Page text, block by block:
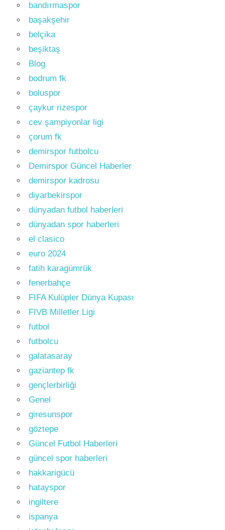
bandırmaspor
başakşehir
belçika
beşiktaş
Blog
bodrum fk
boluspor
çaykur rizespor
cev şampiyonlar ligi
çorum fk
demirspor futbolcu
Demirspor Güncel Haberler
demirspor kadrosu
diyarbekirspor
dünyadan futbol haberleri
dünyadan spor haberleri
el clasico
euro 2024
fatih karagümrük
fenerbahçe
FIFA Kulüpler Dünya Kupası
FIVB Milletler Ligi
futbol
futbolcu
galatasaray
gaziantep fk
gençlerbirliği
Genel
giresunspor
göztepe
Güncel Futbol Haberleri
güncel spor haberleri
hakkarigücü
hatayspor
ingiltere
ispanya